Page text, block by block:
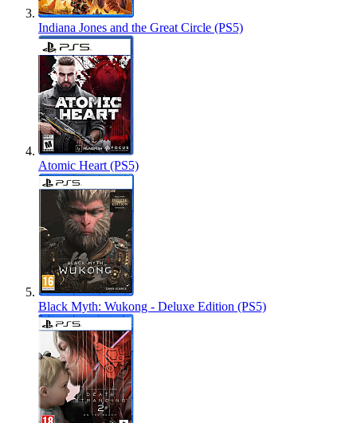
Indiana Jones and the Great Circle (PS5)
Atomic Heart (PS5)
Black Myth: Wukong - Deluxe Edition (PS5)